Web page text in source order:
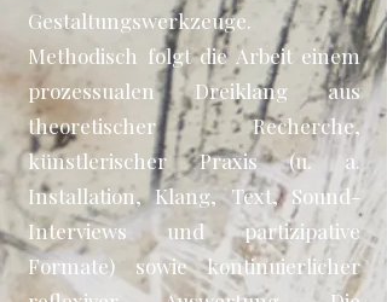
Gestaltungswerkzeuge.
Methodisch folgt die Arbeit einem
prozessualen Dreiklang aus
theoretischer Recherche,
künstlerischer Praxis (u. a.
Installation, Klang, Text, Sound-
Interviews und partizipative
Formate) sowie kontinuierlicher